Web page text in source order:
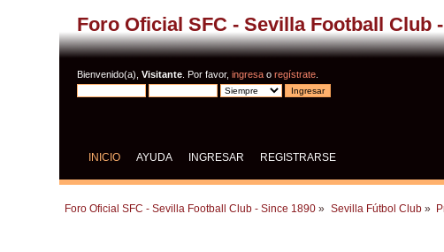
Foro Oficial SFC - Sevilla Football Club
Bienvenido(a),Visitante . Por favor,ingresa oregístrate
INICIO AYUDA INGRESAR REGISTRARSE
Foro Oficial SFC - Sevilla Football Club - Since 1890 » Sevilla Fútbol Club»